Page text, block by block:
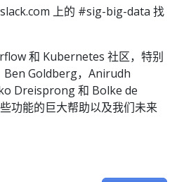
上的 #sig-big-data 找
和 Kubernetes 社区，特别
Ben Goldberg，Anirudh
Dreisprong 和 Bolke de
功能的巨大帮助以及我们未来